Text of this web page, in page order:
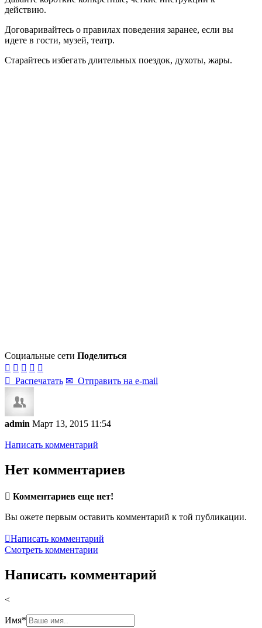
действию.
Договаривайтесь о правилах поведения заранее, если вы
идете в гости, музей, театр.
Старайтесь избегать длительных поездок, духоты, жары.
Социальные сети Поделиться
    
 Распечатать ✉ Отправить на e-mail
admin Март 13, 2015 11:54
Написать комментарий
Нет комментариев
 Комментариев еще нет!
Вы ожете первым оставить комментарий к той публикации.
Написать комментарий
Смотреть комментарии
Написать комментарий
<
Имя*